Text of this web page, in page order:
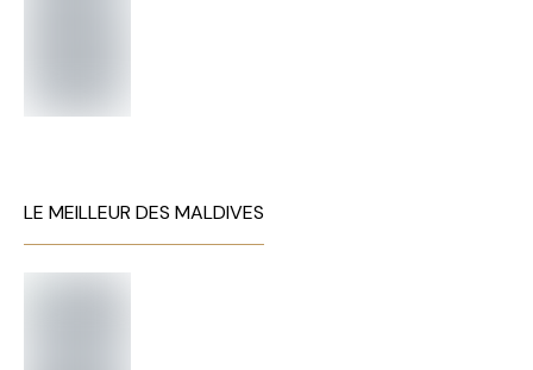
LE MEILLEUR DES MALDIVES